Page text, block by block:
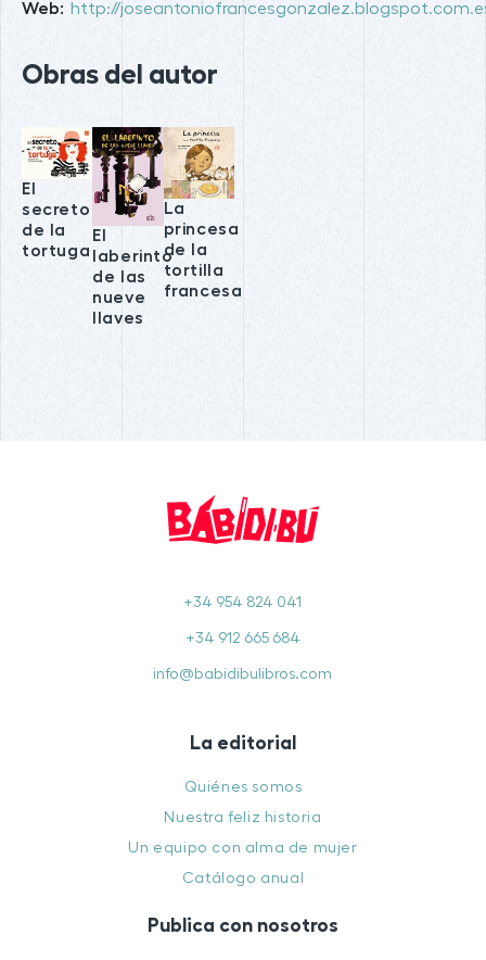
Web: http://
Obras del autor
El
secreto
de la
tortuga
El
laberinto
de las
nueve
llaves
La
princesa
de la
tortilla
francesa
+34 954 824 041
+34 912 665 684
info@babidibulibros.com
La editorial
Quiénes somos
Nuestra feliz historia
Un equipo con alma de mujer
Catálogo anual
Publica con nosotros